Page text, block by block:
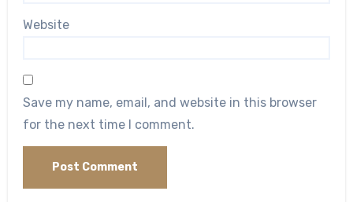
Website
Save my name, email, and website in this browser
for the next time I comment.